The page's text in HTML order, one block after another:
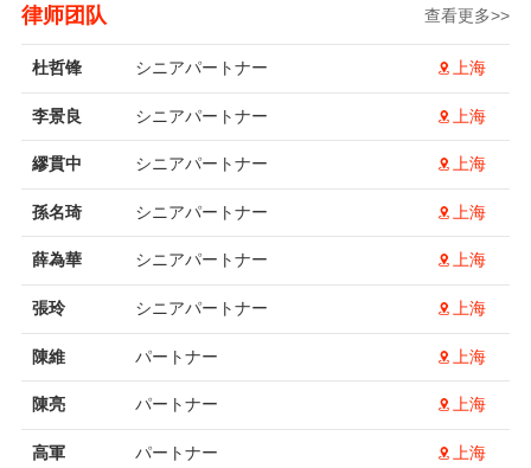
律师团队 查看更多>>
杜哲锋 シニアパートナー 上海
李景良 シニアパートナー 上海
繆貫中 シニアパートナー 上海
孫名琦 シニアパートナー 上海
薛為華 シニアパートナー 上海
張玲 シニアパートナー 上海
陳維 パートナー 上海
陳亮 パートナー 上海
高軍 パートナー 上海